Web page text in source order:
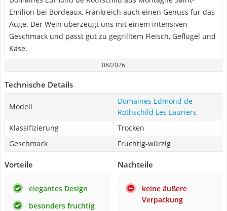
Emilion bei Bordeaux, Frankreich auch einen Genuss für das
Auge. Der Wein überzeugt uns mit einem intensiven
Geschmack und passt gut zu gegrilltem Fleisch, Geflügel und
Käse.
08/2026
Technische Details
Modell
Domaines Edmond de
Rothschild Les Lauriers
Klassifizierung
Trocken
Geschmack
Fruchtig-würzig
Vorteile
elegantes Design
besonders fruchtig
Nachteile
keine äußere
Verpackung